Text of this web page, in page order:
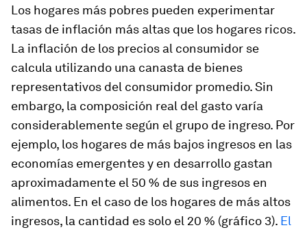
Los hogares más pobres pueden experimentar
tasas de inflación más altas que los hogares ricos.
La inflación de los precios al consumidor se
calcula utilizando una canasta de bienes
representativos del consumidor promedio. Sin
embargo, la composición real del gasto varía
considerablemente según el grupo de ingreso. Por
ejemplo, los hogares de más bajos ingresos en las
economías emergentes y en desarrollo gastan
aproximadamente el 50 % de sus ingresos en
alimentos. En el caso de los hogares de más altos
ingresos, la cantidad es solo el 20 % (gráfico 3). El